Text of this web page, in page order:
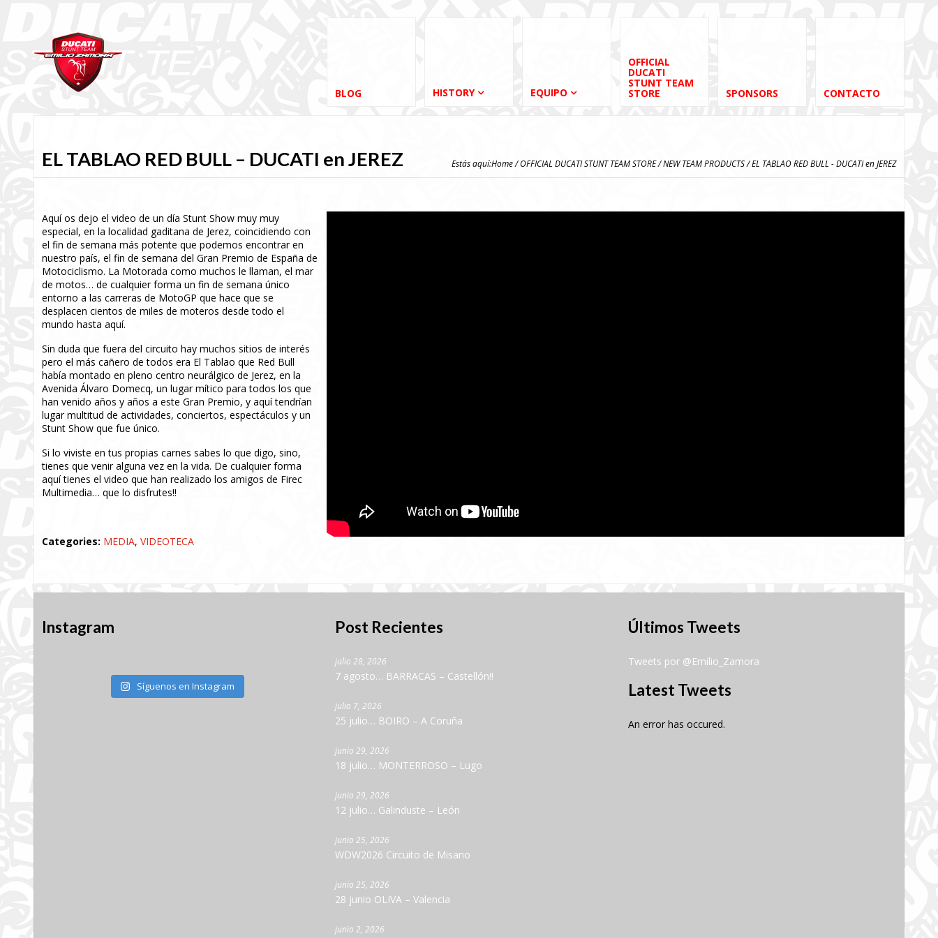
BLOG HISTORY EQUIPO
OFFICIAL
DUCATI
STUNT TEAM
STORE SPONSORS CONTACTO
EL TABLAO RED BULL – DUCATI en JEREZ Estás aquí:Home/OFFICIAL DUCATI STUNT TEAM STORE/NEW TEAM PRODUCTS/ EL TABLAO RED BULL - DUCATI en JEREZ
Aquí os dejo el video de un día Stunt Show muy muy
especial, en la localidad gaditana de Jerez, coincidiendo con
el fin de semana más potente que podemos encontrar en
nuestro país, el fin de semana del Gran Premio de España de
Motociclismo. La Motorada como muchos le llaman, el mar
de motos… de cualquier forma un fin de semana único
entorno a las carreras de MotoGP que hace que se
desplacen cientos de miles de moteros desde todo el
mundo hasta aquí.
Sin duda que fuera del circuito hay muchos sitios de interés
pero el más cañero de todos era El Tablao que Red Bull
había montado en pleno centro neurálgico de Jerez, en la
Avenida Álvaro Domecq, un lugar mítico para todos los que
han venido años y años a este Gran Premio, y aquí tendrían
lugar multitud de actividades, conciertos, espectáculos y un
Stunt Show que fue único.
Si lo viviste en tus propias carnes sabes lo que digo, sino,
tienes que venir alguna vez en la vida. De cualquier forma
aquí tienes el video que han realizado los amigos de Firec
Multimedia… que lo disfrutes!!
Categories: MEDIA, VIDEOTECA
Instagram
Síguenos en Instagram
Post Recientes
julio 28, 2026
7 agosto… BARRACAS – Castellón!!
julio 7, 2026
25 julio… BOIRO – A Coruña
junio 29, 2026
18 julio… MONTERROSO – Lugo
junio 29, 2026
12 julio… Galinduste – León
junio 25, 2026
WDW2026 Circuito de Misano
junio 25, 2026
28 junio OLIVA – Valencia
junio 2, 2026
Últimos Tweets
Tweets por @Emilio_Zamora
Latest Tweets
An error has occured.